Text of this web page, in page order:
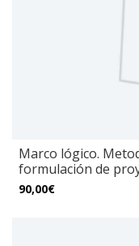
Marco lógico.
formulación de
90,00€